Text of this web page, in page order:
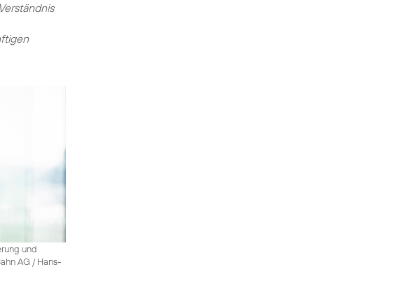
und
AG / Hans-